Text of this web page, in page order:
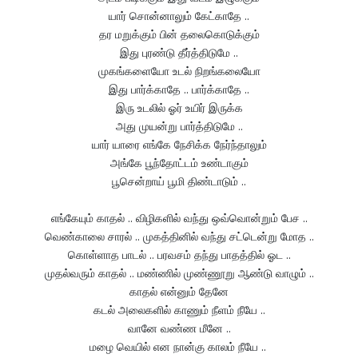
யார் சொன்னாலும் கேட்காதே ..
தர மறுக்கும் பின் தலைகொடுக்கும்
இது புரண்டு தீர்த்திடுமே ..
முகங்களையோ உடல் நிறங்கலையோ
இது பார்க்காதே .. பார்க்காதே ..
இரு உடலில் ஓர் உயிர் இருக்க
அது முயன்று பார்த்திடுமே ..
யார் யாரை எங்கே நேசிக்க நேர்ந்தாலும்
அங்கே பூந்தோட்டம் உண்டாகும்
பூசென்றாய் பூமி திண்டாடும் ..
எங்கேயும் காதல் .. விழிகளில் வந்து ஒவ்வொன்றும் பேச ..
வெண்காலை சாரல் .. முகத்தினில் வந்து சட்டென்று மோத ..
கொள்ளாத பாடல் .. பரவசம் தந்து பாதத்தில் ஓட ..
முதல்வரும் காதல் .. மண்ணில் முண்ணூறு ஆண்டு வாழும் ..
காதல் என்னும் தேனே
கடல் அலைகளில் காணும் நீளம் நீயே ..
வானே வண்ண மீனே ..
மழை வெயில் என நான்கு காலம் நீயே ..